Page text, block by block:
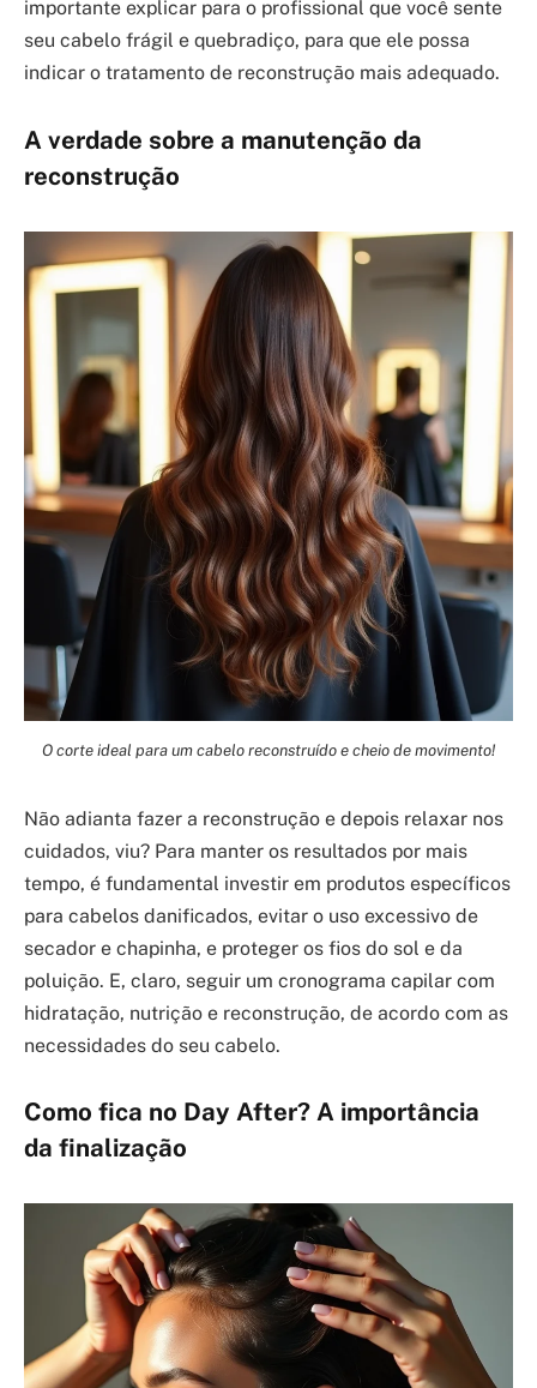
importante explicar para o profissional que você sente
seu cabelo frágil e quebradiço, para que ele possa
indicar o tratamento de reconstrução mais adequado.
A verdade sobre a manutenção da
reconstrução
O corte ideal para um cabelo reconstruído e cheio de movimento!
Não adianta fazer a reconstrução e depois relaxar nos
cuidados, viu? Para manter os resultados por mais
tempo, é fundamental investir em produtos específicos
para cabelos danificados, evitar o uso excessivo de
secador e chapinha, e proteger os fios do sol e da
poluição. E, claro, seguir um cronograma capilar com
hidratação, nutrição e reconstrução, de acordo com as
necessidades do seu cabelo.
Como fica no Day After? A importância
da finalização